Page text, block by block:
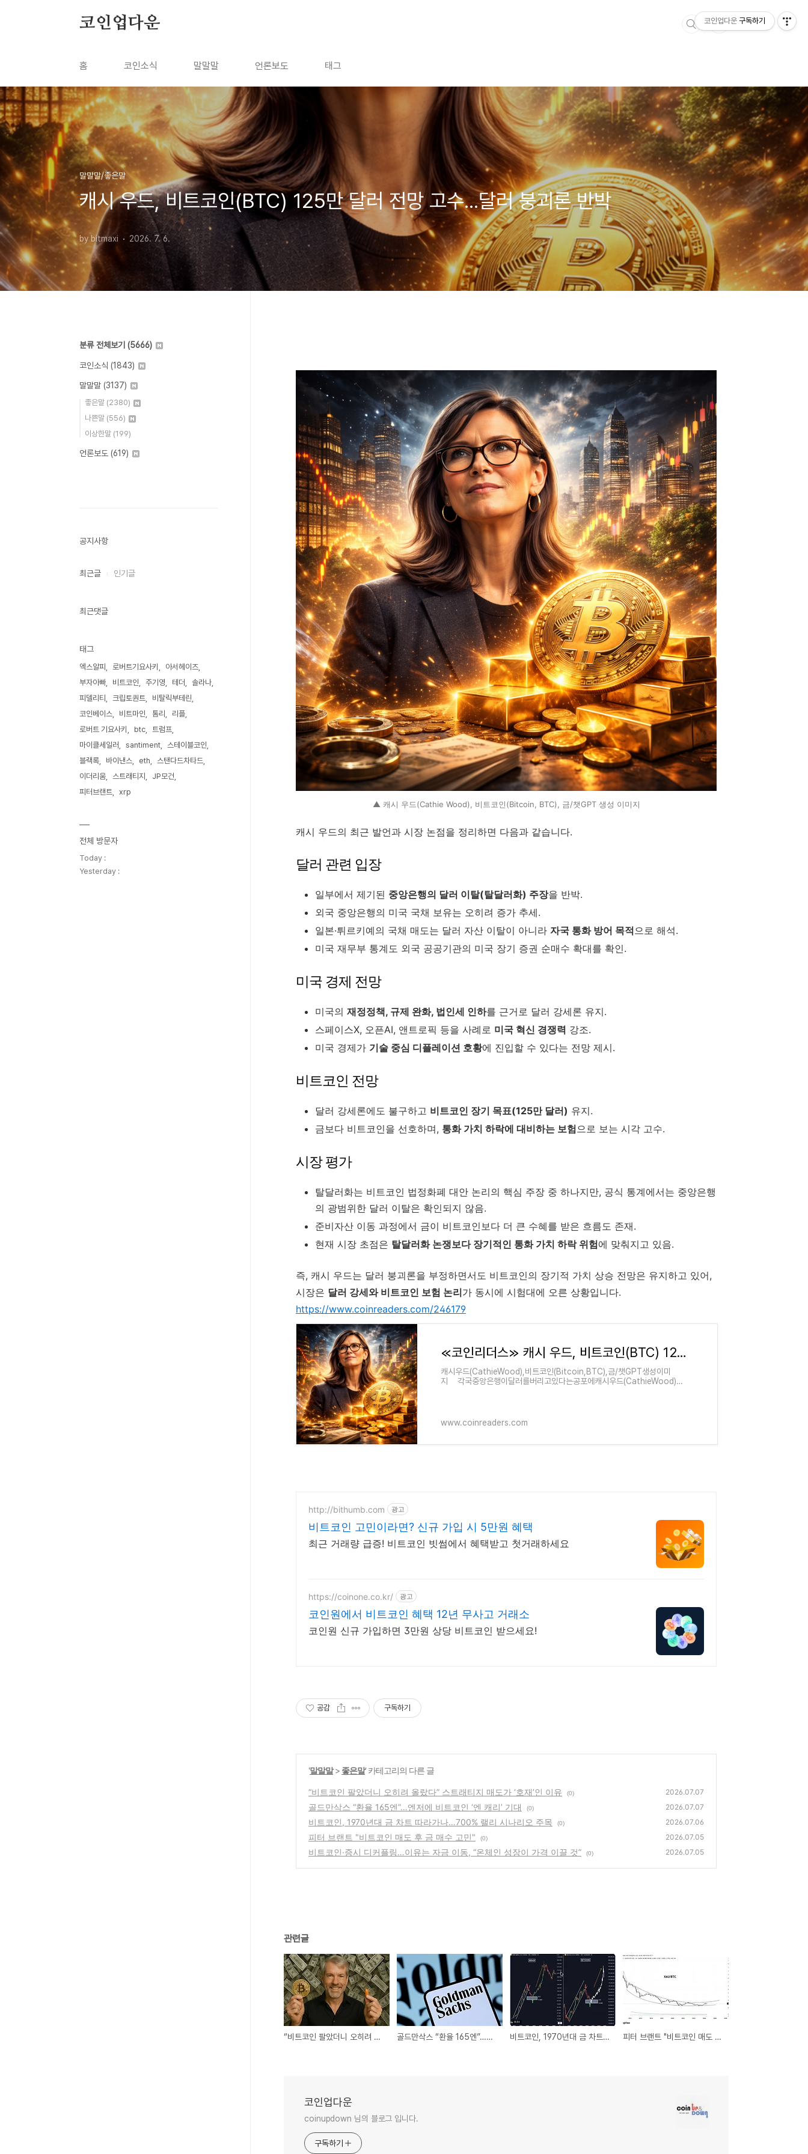
코인업다운
홈 코인소식 말말말 언론보도 태그
말말말/좋은말
캐시 우드, 비트코인(BTC) 125만 달러 전망 고수...달러 붕괴론 반박
by bitmaxi 2026. 7. 6.
▲ 캐시 우드(Cathie Wood), 비트코인(Bitcoin, BTC), 금/챗GPT 생성 이미지
캐시 우드의 최근 발언과 시장 논점을 정리하면 다음과 같습니다.
달러 관련 입장
일부에서 제기된 중앙은행의 달러 이탈(탈달러화) 주장을 반박.
외국 중앙은행의 미국 국채 보유는 오히려 증가 추세.
일본·튀르키예의 국채 매도는 달러 자산 이탈이 아니라 자국 통화 방어 목적으로 해석.
미국 재무부 통계도 외국 공공기관의 미국 장기 증권 순매수 확대를 확인.
미국 경제 전망
미국의 재정정책, 규제 완화, 법인세 인하를 근거로 달러 강세론 유지.
스페이스X, 오픈AI, 앤트로픽 등을 사례로 미국 혁신 경쟁력 강조.
미국 경제가 기술 중심 디플레이션 호황에 진입할 수 있다는 전망 제시.
비트코인 전망
달러 강세론에도 불구하고 비트코인 장기 목표(125만 달러) 유지.
금보다 비트코인을 선호하며, 통화 가치 하락에 대비하는 보험으로 보는 시각 고수.
시장 평가
탈달러화는 비트코인 법정화폐 대안 논리의 핵심 주장 중 하나지만, 공식 통계에서는 중앙은행
의 광범위한 달러 이탈은 확인되지 않음.
준비자산 이동 과정에서 금이 비트코인보다 더 큰 수혜를 받은 흐름도 존재.
현재 시장 초점은 탈달러화 논쟁보다 장기적인 통화 가치 하락 위험에 맞춰지고 있음.
즉, 캐시 우드는 달러 붕괴론을 부정하면서도 비트코인의 장기적 가치 상승 전망은 유지하고 있어,
시장은 달러 강세와 비트코인 보험 논리가 동시에 시험대에 오른 상황입니다.
https://www.coinreaders.com/246179
≪코인리더스≫ 캐시 우드, 비트코인(BTC) 125만 달러 전망 고수...달러 붕괴론 반박
캐시우드(CathieWood),비트코인(Bitcoin,BTC),금/챗GPT생성이미
지 각국중앙은행이달러를버리고있다는공포에캐시우드(CathieWood)가
www.coinreaders.com
http://bithumb.com 광고
비트코인 고민이라면? 신규 가입 시 5만원 혜택
최근 거래량 급증! 비트코인 빗썸에서 혜택받고 첫거래하세요
https://coinone.co.kr/ 광고
코인원에서 비트코인 혜택 12년 무사고 거래소
코인원 신규 가입하면 3만원 상당 비트코인 받으세요!
공감 구독하기
'말말말> 좋은말' 카테고리의 다른 글
“비트코인 팔았더니 오히려 올랐다” 스트래티지 매도가 ‘호재’인 이유 (0) 2026.07.07
골드만삭스 “환율 165엔”…엔저에 비트코인 ‘엔 캐리’ 기대 (0) 2026.07.07
비트코인, 1970년대 금 차트 따라가나…700% 랠리 시나리오 주목 (0) 2026.07.06
피터 브랜트 "비트코인 매도 후 금 매수 고민" (0) 2026.07.05
비트코인·증시 디커플링…이유는 자금 이동, “온체인 성장이 가격 이끌 것” (0) 2026.07.05
관련글
“비트코인 팔았더니 오히려 올랐다” 스트래티지 매도가 ‘호재’인 이유 골드만삭스 “환율 165엔”…엔저에 비트코인 ‘엔 캐리’ 기대 비트코인, 1970년대 금 차트 따라가나…700% 랠리 시나리오 주목 피터 브랜트 "비트코인 매도 후 금 매수 고민"
코인업다운
coinupdown 님의 블로그 입니다.
구독하기
분류 전체보기 (5666)
코인소식 (1843)
말말말 (3137)
좋은말 (2380)
나쁜말 (556)
이상한말 (199)
언론보도 (619)
공지사항
최근글 인기글
최근댓글
태그
엑스알피 로버트기요사키
아서헤이즈
부자아빠
비트코인 주기영 테더
솔라나
피델리티
크립토퀀트
비탈릭부테린
코인베이스
비트마인 톰리
리플
로버트 기요사키
btc
트럼프
마이클세일러
santiment
스테이블코인
블랙록
바이낸스 eth
스탠다드차타드
이더리움
스트래티지
JP모건
피터브랜트
xrp
전체 방문자
Today :
Yesterday :
코인업다운 구독하기